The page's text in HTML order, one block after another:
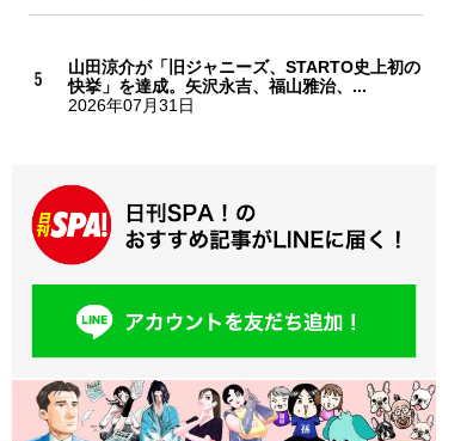
山田涼介が「旧ジャニーズ、STARTO史上初の
快挙」を達成。矢沢永吉、福山雅治、...
2026年07月31日